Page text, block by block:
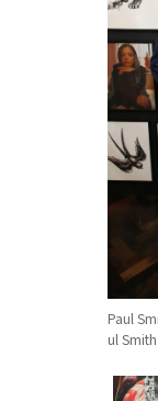
Paul
ul Smith